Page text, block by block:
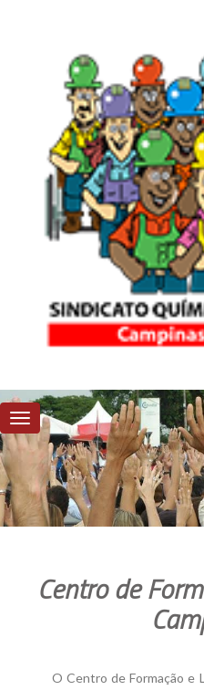
Centro de
O Centro de Formação e